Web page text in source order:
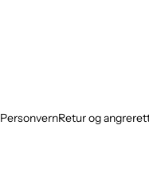
PersonvernRetur og